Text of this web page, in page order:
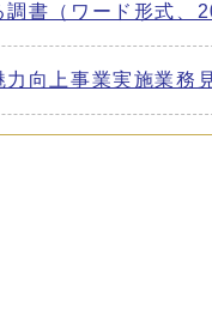
書（ワード形式、
向上事業実施業務